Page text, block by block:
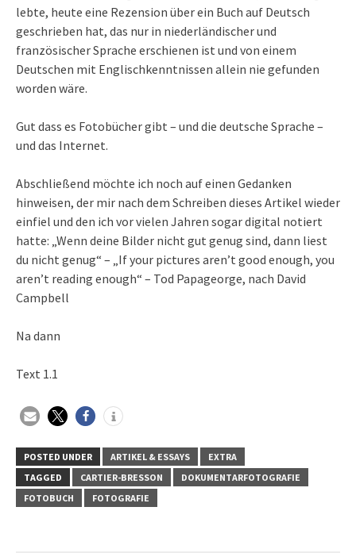
lebte, heute eine Rezension über ein Buch auf Deutsch
geschrieben hat, das nur in niederländischer und
französischer Sprache erschienen ist und von einem
Deutschen mit Englischkenntnissen allein nie gefunden
worden wäre.
Gut dass es Fotobücher gibt – und die deutsche Sprache –
und das Internet.
Abschließend möchte ich noch auf einen Gedanken
hinweisen, der mir nach dem Schreiben dieses Artikel wieder
einfiel und den ich vor vielen Jahren sogar digital notiert
hatte: „Wenn deine Bilder nicht gut genug sind, dann liest
du nicht genug“ – „If your pictures aren’t good enough, you
aren’t reading enough“ – Tod Papageorge, nach David
Campbell
Na dann
Text 1.1
POSTED UNDER ARTIKEL & ESSAYS
EXTRA
TAGGED
CARTIER-BRESSON
DOKUMENTARFOTOGRAFIE
FOTOBUCH
FOTOGRAFIE